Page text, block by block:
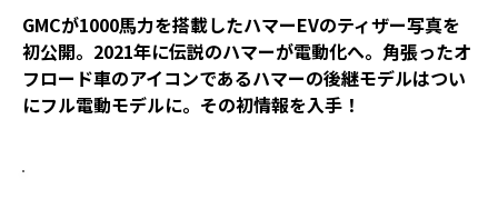
GMCが1000馬力を搭載したハマーEVのティザー写真を
初公開。2021年に伝説のハマーが電動化へ。角張ったオ
フロード車のアイコンであるハマーの後継モデルはつい
にフル電動モデルに。その初情報を入手！